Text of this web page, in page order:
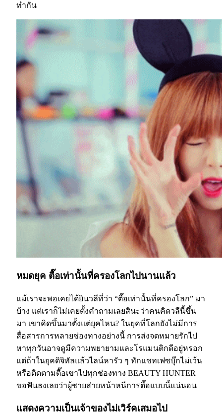
ทำกัน
หมดยุค ตื๊อเท่านั้นที่ครองโลกไปนานแล้ว
แม้เราจะพอเคยได้ยินวลีที่ว่า “ตื๊อเท่านั้นที่ครองโลก” มา
บ้าง แต่เราก็ไม่เคยตั้งคำถามเลยสินะว่าคนคิดวลีนี้ขึ้น
มา เขาคิดขึ้นมาตั้งแต่ยุคไหน? ในยุคที่โลกยังไม่มีการ
สื่อสารการหลายช่องทางอย่างนี้ การส่งจดหมายรักไป
หาทุกวันอาจดูมีความพยายามและโรแมนติกดีอยู่หรอก
แต่ถ้าในยุคดิจิทัลแล้วไลน์หารัว ๆ ทักแชทเฟซบุ๊กไม่เว้น
หรือติดตามตื๊อเขาไปทุกช่องทาง BEAUTY HUNTER
ขอฟันธงเลยว่าผู้ชายส่ายหน้าหนีการตื๊อแบบนี้แน่นอน
แสดงความเป็นเจ้าของไม่เวิร์คเสมอไป